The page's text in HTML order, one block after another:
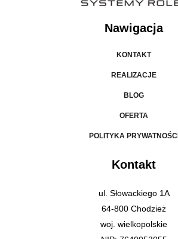
Nawigacja
KONTAKT
REALIZACJE
BLOG
OFERTA
POLITYKA PRYWATNOŚCI
Kontakt
ul. Słowackiego 1A
64-800 Chodzież
woj. wielkopolskie